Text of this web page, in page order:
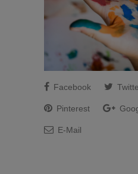
Facebook
Pinterest
E-Mail